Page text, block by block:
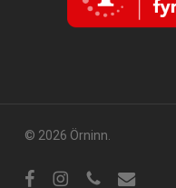
© 2026 Örninn.
FacebookInstagram
sími tölvupóstur